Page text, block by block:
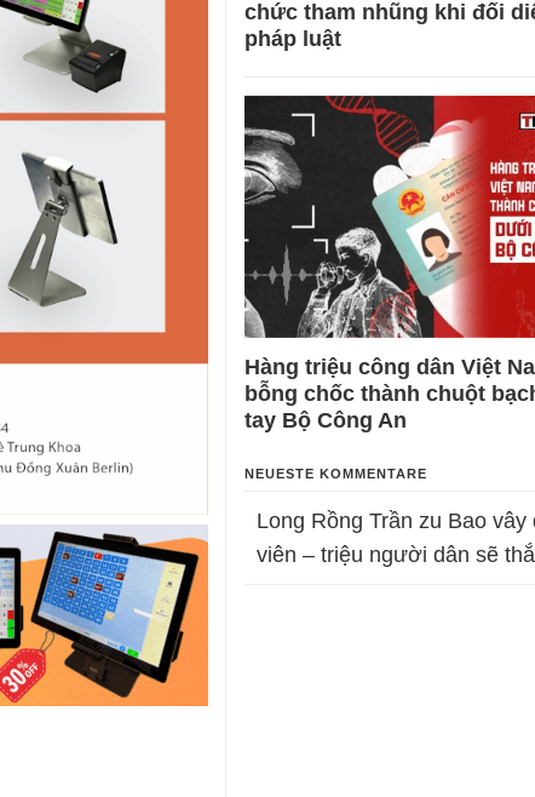
chức tham nhũng khi đối
pháp luật
Hàng triệu công dân Việt
bỗng chốc thành chuột
tay Bộ Công An
NEUESTE KOMMENTARE
Long Rồng Trần zu Bao vây
viên – triệu người dân sẽ